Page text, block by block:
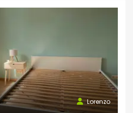
Lorenzo